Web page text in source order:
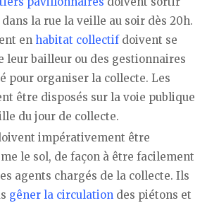
la rue la veille au soir dès 20h.
en habitat collectif doivent se
leur bailleur ou des gestionnaires
pour organiser la collecte. Les
être disposés sur la voie publique
du jour de collecte.
impérativement être
le sol, de façon à être facilement
agents chargés de la collecte. Ils
gêner la circulation des piétons et